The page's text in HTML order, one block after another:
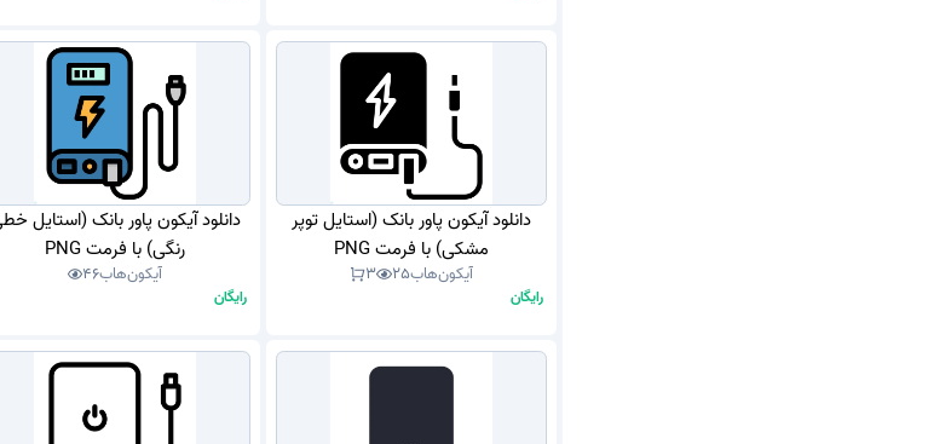
دانلود آیکون پاور بانک (استایل توپر
مشکی) با فرمت PNG
آیکون‌هاب25
3
رایگان
دانلود آیکون پاور بانک (استایل
رنگی) با فرمت PNG
آیکون‌هاب46
رایگان